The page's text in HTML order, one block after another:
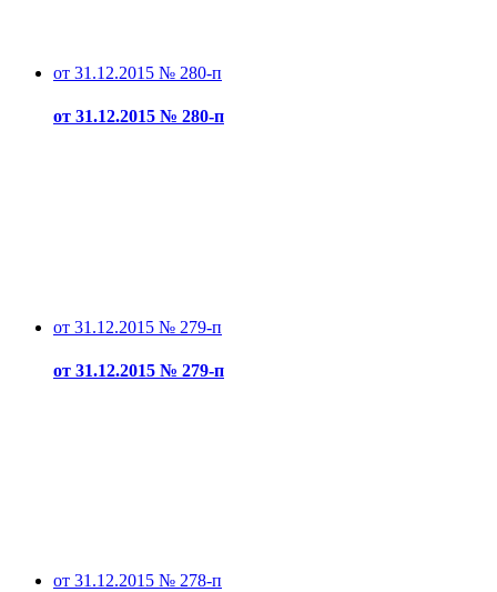
от 31.12.2015 № 280-п
от 31.12.2015 № 280-п
от 31.12.2015 № 279-п
от 31.12.2015 № 279-п
от 31.12.2015 № 278-п